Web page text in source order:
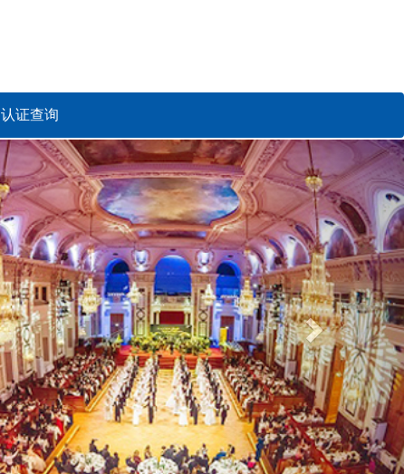
认证查询
Next